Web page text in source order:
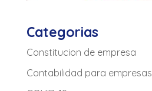
Categorias
Constitucion de empresa
Contabilidad para empresas